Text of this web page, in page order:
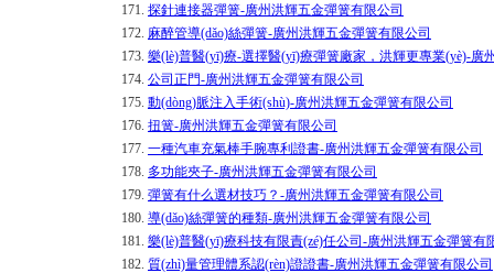
171. 探針連接器彈簧-廣州洪輝五金彈簧有限公司
172. 麻醉管導(dǎo)絲彈簧-廣州洪輝五金彈簧有限公司
173. 樂(lè)普醫(yī)療-選擇醫(yī)療彈簧廠家，洪輝更專業(yè)-廣
174. 公司正門-廣州洪輝五金彈簧有限公司
175. 動(dòng)脈注入手術(shù)-廣州洪輝五金彈簧有限公司
176. 扭簧-廣州洪輝五金彈簧有限公司
177. 一種汽車充氣棒手腕專利證書-廣州洪輝五金彈簧有限公司
178. 多功能夾子-廣州洪輝五金彈簧有限公司
179. 彈簧有什么選材技巧？-廣州洪輝五金彈簧有限公司
180. 導(dǎo)絲彈簧的種類-廣州洪輝五金彈簧有限公司
181. 樂(lè)普醫(yī)療科技有限責(zé)任公司-廣州洪輝五金彈簧有
182. 質(zhì)量管理體系認(rèn)證證書-廣州洪輝五金彈簧有限公司